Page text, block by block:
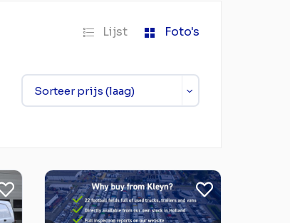
Lijst Foto's